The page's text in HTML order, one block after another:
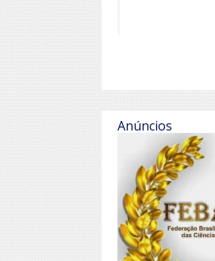
Anúncios